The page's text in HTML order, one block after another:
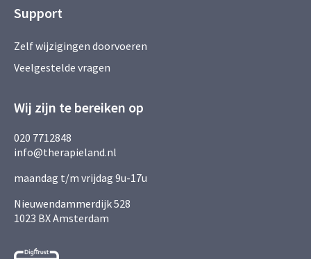
Support
Zelf wijzigingen doorvoeren
Veelgestelde vragen
Wij zijn te bereiken op
020 7712848
info@therapieland.nl
maandag t/m vrijdag 9u-17u
Nieuwendammerdijk 528
1023 BX Amsterdam